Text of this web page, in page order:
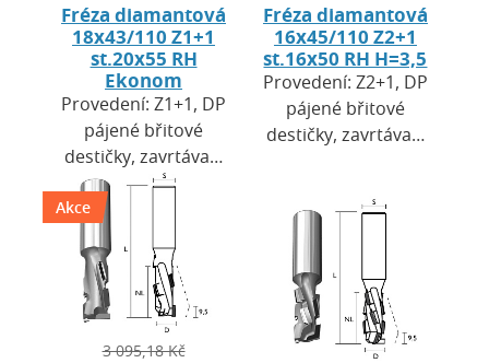
Fréza diamantová
18x43/110 Z1+1
st.20x55 RH
Ekonom
Provedení: Z1+1, DP
pájené břitové
destičky, zavrtávací
břit HW. Výška
destiček H=2,5 mm.
Použití: pro CNC
obráběcí centra a…
Akce
3 095,18 Kč
Fréza diamantová
16x45/110 Z2+1
st.16x50 RH H=3,5
Provedení: Z2+1, DP
pájené břitové
destičky, zavrtávací
mm. Použití: pro
CNC obráběcí
centra a…